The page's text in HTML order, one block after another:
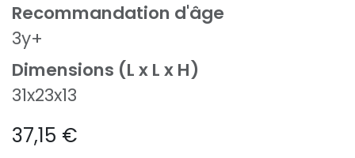
Recommandation d'âge
3y+
Dimensions (L x L x H)
31x23x13
37,15 €